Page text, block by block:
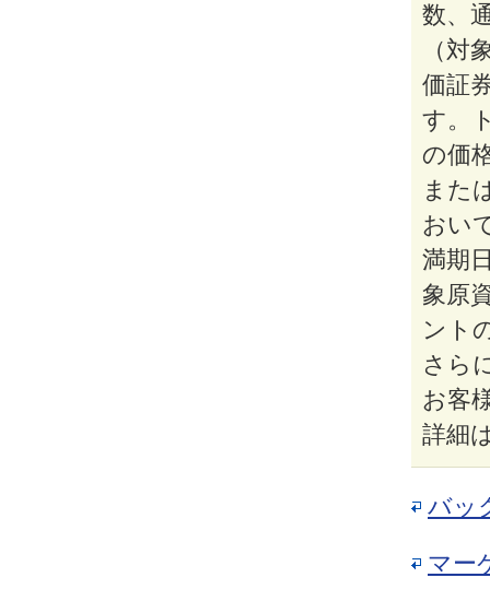
数、
（対
価証
す。
の価
また
おい
満期
象原
ント
さら
お客
詳細
バッ
マー